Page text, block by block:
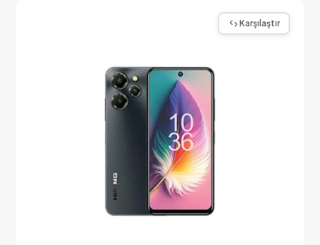
Karşılaştır